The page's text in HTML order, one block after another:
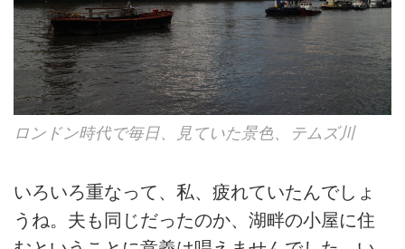
ロンドン時代で毎日、見ていた景色、テムズ川
いろいろ重なって、私、疲れていたんでしょ
うね。夫も同じだったのか、湖畔の小屋に住